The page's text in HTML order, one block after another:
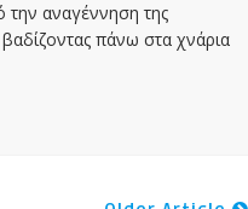
την αναγέννηση της
πάνω στα χνάρια